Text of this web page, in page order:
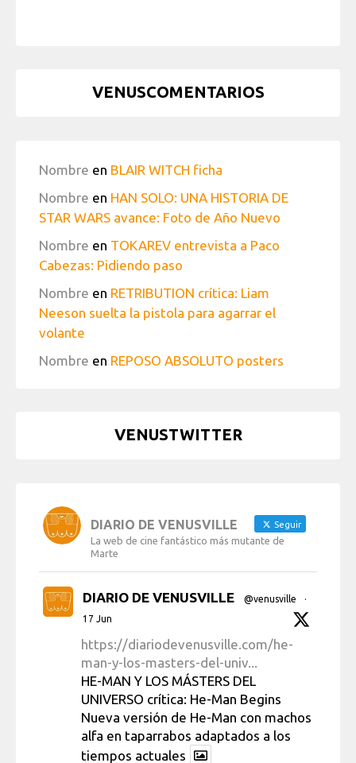
VENUSCOMENTARIOS
Nombre en BLAIR WITCH ficha
Nombre en HAN SOLO: UNA HISTORIA DE
STAR WARS avance: Foto de Año Nuevo
Nombre en TOKAREV entrevista a Paco
Cabezas: Pidiendo paso
Nombre en RETRIBUTION crítica: Liam
Neeson suelta la pistola para agarrar el
volante
Nombre en REPOSO ABSOLUTO posters
VENUSTWITTER
DIARIO DE VENUSVILLE Seguir
La web de cine fantástico más mutante de
Marte
DIARIO DE VENUSVILLE @venusville
·
17 Jun
https://diariodevenusville.com/he-
man-y-los-masters-del-univ...
HE-MAN Y LOS MÁSTERS DEL
UNIVERSO crítica: He-Man Begins
Nueva versión de He-Man con machos
alfa en taparrabos adaptados a los
tiempos actuales